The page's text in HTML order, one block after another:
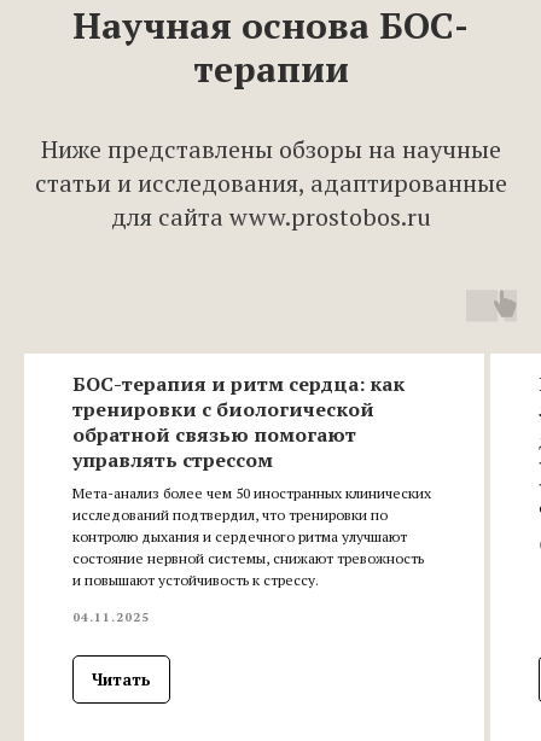
Научная основа БОС-
терапии
Ниже представлены обзоры на научные
статьи и исследования, адаптированные
для сайта www.prostobos.ru
БОС-терапия и ритм сердца: как
тренировки с биологической
обратной связью помогают
управлять стрессом
Мета-анализ более чем 50 иностранных клинических
исследований подтвердил, что тренировки по
контролю дыхания и сердечного ритма улучшают
состояние нервной системы, снижают тревожность
и повышают устойчивость к стрессу.
04.11.2025
Читать